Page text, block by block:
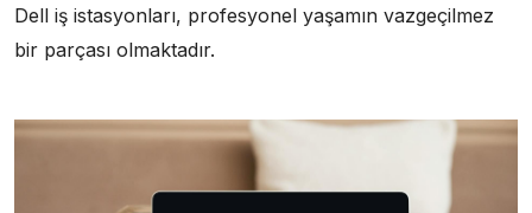
Dell iş istasyonları, profesyonel yaşamın vazgeçilmez
bir parçası olmaktadır.